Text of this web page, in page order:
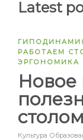
Latest
РАБОТАЕМ
ЭРГОНОМИКА
Новое
Культура